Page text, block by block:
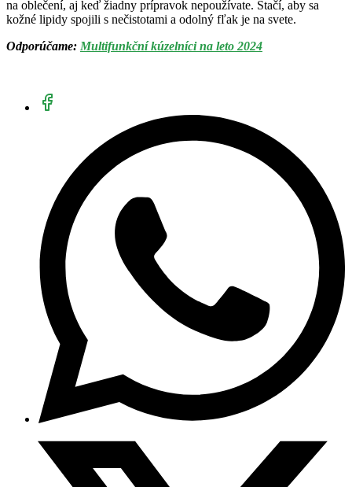
na oblečení, aj keď žiadny prípravok nepoužívate. Stačí, aby sa
kožné lipidy spojili s nečistotami a odolný fľak je na svete.
Odporúčame: Multifunkční kúzelníci na leto 2024